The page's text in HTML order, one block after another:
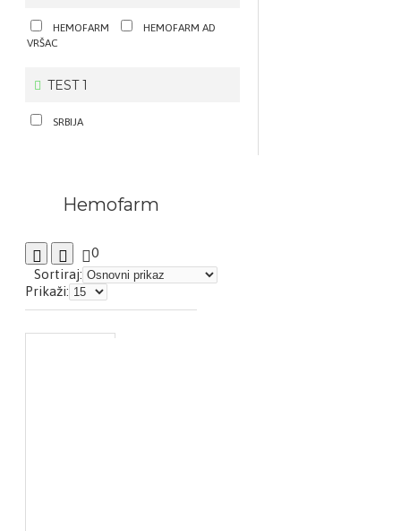
HEMOFARM
HEMOFARM AD
VRŠAC
TEST 1
SRBIJA
Hemofarm
0
Sortiraj:
Prikaži: